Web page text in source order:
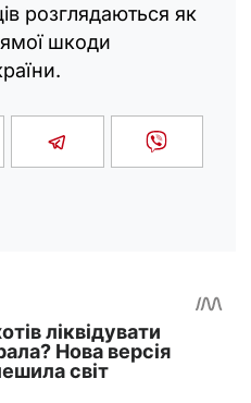
розглядаються як
шкоди